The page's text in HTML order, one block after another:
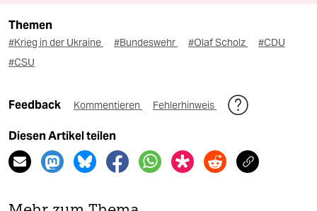
Themen
#Krieg in der Ukraine #Bundeswehr #Olaf Scholz
#CDU
#CSU
Feedback Kommentieren Fehlerhinweis
Diesen Artikel teilen